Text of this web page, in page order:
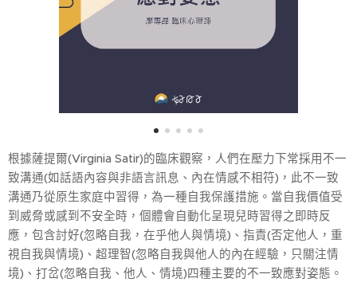
根據薩提爾(Virginia Satir)的臨床觀察，人們在壓力下常採用不一
致溝通(如話語內容與非語言訊息、內在情感不相符)，此不一致
溝通乃從原生家庭中習得，為一種自我保護措施。當自我價值受
到威脅或感到不安全時，個體會自動化呈現兒時習得之即時反
應，包含討好(忽略自我，在乎他人與情境)、指責(否定他人，重
視自我與情境)、超理智(忽略自我與他人的內在經驗，只關注情
境)、打岔(忽略自我、他人、情境)四種主要的不一致應對姿態。